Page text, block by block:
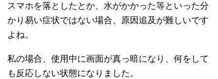
スマホを落としたとか、水がかかった等といった分
かり易い症状ではない場合、原因追及が難しいです
よね。
私の場合、使用中に画面が真っ暗になり、何をして
も反応しない状態になりました。